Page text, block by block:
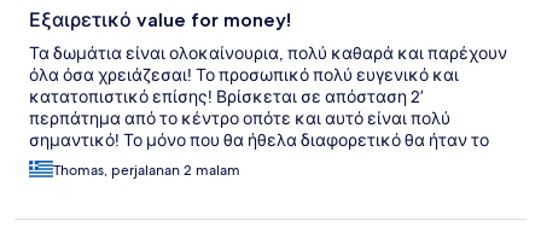
Εξαιρετικό value for money!
Τα δωμάτια είναι ολοκαίνουρια, πολύ καθαρά και παρέχουν
όλα όσα χρειάζεσαι! Το προσωπικό πολύ ευγενικό και
κατατοπιστικό επίσης! Βρίσκεται σε απόσταση 2’
περπάτημα από το κέντρο οπότε και αυτό είναι πολύ
σημαντικό! Το μόνο που θα ήθελα διαφορετικό θα ήταν το
στρώμα/μαξιλάρια που ήταν πολύ σκληρά (ίσως επειδή
ειναι καινούρια να μην έχουν «κάτσει» ακόμα!
Thomas, perjalanan 2 malam